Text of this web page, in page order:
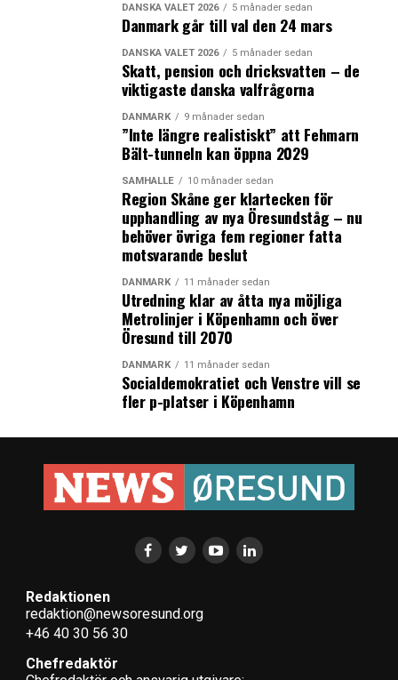
DANSKA VALET 2026 5 månader sedan
Danmark går till val den 24 mars
DANSKA VALET 2026 5 månader sedan
Skatt, pension och dricksvatten – de
viktigaste danska valfrågorna
DANMARK 9 månader sedan
”Inte längre realistiskt” att Fehmarn
Bält-tunneln kan öppna 2029
SAMHÄLLE 10 månader sedan
Region Skåne ger klartecken för
upphandling av nya Öresundståg – nu
behöver övriga fem regioner fatta
motsvarande beslut
DANMARK 11 månader sedan
Utredning klar av åtta nya möjliga
Metrolinjer i Köpenhamn och över
Öresund till 2070
DANMARK 11 månader sedan
Socialdemokratiet och Venstre vill se
fler p-platser i Köpenhamn
Redaktionen
redaktion@newsoresund.org
+46 40 30 56 30
Chefredaktör